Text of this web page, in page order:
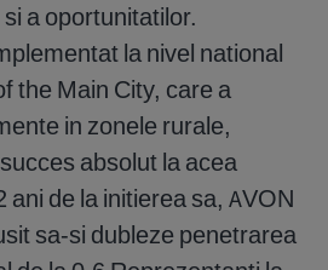
a oportunitatilor.
la nivel national
the Main City, care a
in zonele rurale,
absolut la acea
ani de la initierea sa, AVON
sa-si dubleze penetrarea